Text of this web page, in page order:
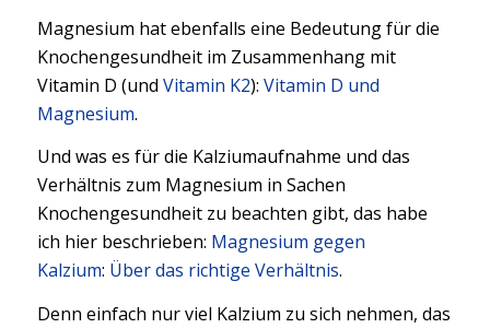
Magnesium hat ebenfalls eine Bedeutung für die
Knochengesundheit im Zusammenhang mit
Vitamin D (und Vitamin K2): Vitamin D und
Magnesium.
Und was es für die Kalziumaufnahme und das
Verhältnis zum Magnesium in Sachen
Knochengesundheit zu beachten gibt, das habe
ich hier beschrieben: Magnesium gegen
Kalzium: Über das richtige Verhältnis.
Denn einfach nur viel Kalzium zu sich nehmen, das